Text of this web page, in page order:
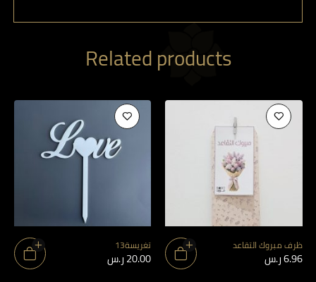
Related products
ظرف مبروك التقاعد
6.96ر.س
تغريسة13
20.00ر.س